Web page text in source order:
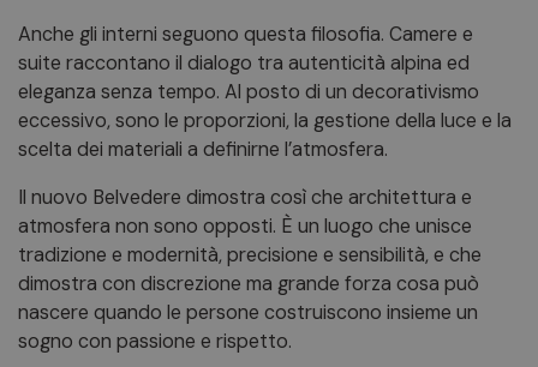
Anche gli interni seguono questa filosofia. Camere e
suite raccontano il dialogo tra autenticità alpina ed
eleganza senza tempo. Al posto di un decorativismo
eccessivo, sono le proporzioni, la gestione della luce e la
scelta dei materiali a definirne l’atmosfera.
Il nuovo Belvedere dimostra così che architettura e
atmosfera non sono opposti. È un luogo che unisce
tradizione e modernità, precisione e sensibilità, e che
dimostra con discrezione ma grande forza cosa può
nascere quando le persone costruiscono insieme un
sogno con passione e rispetto.